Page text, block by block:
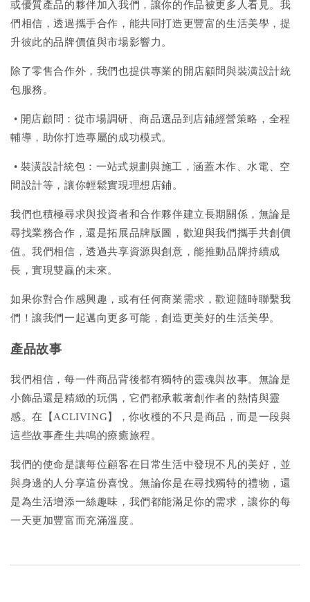
或優質產品的夥伴加入我們，讓你的作品被更多人看見。我
們相信，透過攜手合作，能共同打造更豐富的生活美學，提
升彼此的品牌價值與市場影響力。
除了零售合作外，我們也提供專業的開店顧問與裝潢設計統
包服務。
• 開店顧問：從市場調研、商品選品到店鋪經營策略，全程
輔導，助你打造專屬的成功模式。
• 裝潢設計統包：一站式規劃與施工，涵蓋木作、水電、空
間設計等，讓你輕鬆實現理想店鋪。
我們也積極尋求與投資者和合作夥伴建立長期關係，無論是
尋找業務合作，還是拓展品牌版圖，歡迎與我們攜手共創價
值。我們相信，透過共享資源與創意，能推動品牌持續成
長，實現雙贏的未來。
如果你對合作感興趣，或有任何商業需求，歡迎隨時聯繫我
們！讓我們一起邁向更多可能，創造更美好的生活美學。
產品故事
我們相信，每一件商品背後都有獨特的靈魂與故事。無論是
小飾品還是精緻的玩偶，它們都承載著創作者的熱情與靈
感。在【ACLIVING】，你收穫的不只是商品，而是一段與
這些故事產生共鳴的療癒旅程。
我們的使命是讓每位顧客在日常生活中發現不凡的美好，並
與身邊的人分享這份喜悅。無論你是在尋找獨特的禮物，還
是為生活增添一絲趣味，我們都能滿足你的需求，讓你的每
一天更加豐富而充滿溫度。